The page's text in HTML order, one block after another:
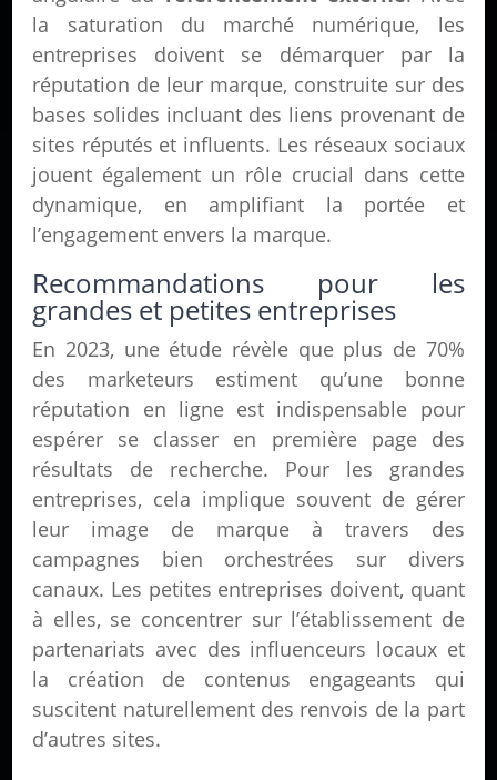
la saturation du marché numérique, les
entreprises doivent se démarquer par la
réputation de leur marque, construite sur des
bases solides incluant des liens provenant de
sites réputés et influents. Les réseaux sociaux
jouent également un rôle crucial dans cette
dynamique, en amplifiant la portée et
l’engagement envers la marque.
Recommandations pour les
grandes et petites entreprises
En 2023, une étude révèle que plus de 70%
des marketeurs estiment qu’une bonne
réputation en ligne est indispensable pour
espérer se classer en première page des
résultats de recherche. Pour les grandes
entreprises, cela implique souvent de gérer
leur image de marque à travers des
campagnes bien orchestrées sur divers
canaux. Les petites entreprises doivent, quant
à elles, se concentrer sur l’établissement de
partenariats avec des influenceurs locaux et
la création de contenus engageants qui
suscitent naturellement des renvois de la part
d’autres sites.